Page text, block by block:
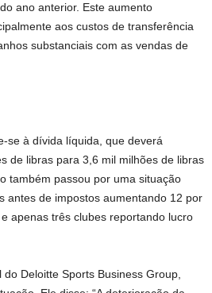
ano anterior. Este aumento
aos custos de transferência
substanciais com as vendas de
se à dívida líquida, que deverá
de libras para 3,6 mil milhões de libras
também passou por uma situação
antes de impostos aumentando 12 por
apenas três clubes reportando lucro
Deloitte Sports Business Group,